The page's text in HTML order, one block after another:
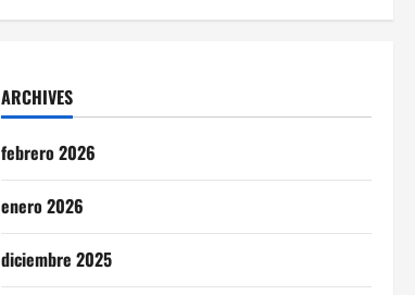
ARCHIVES
febrero 2026
enero 2026
diciembre 2025